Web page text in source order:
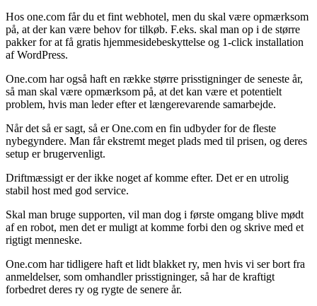
Hos one.com får du et fint webhotel, men du skal være opmærksom
på, at der kan være behov for tilkøb. F.eks. skal man op i de større
pakker for at få gratis hjemmesidebeskyttelse og 1-click installation
af WordPress.
One.com har også haft en række større prisstigninger de seneste år,
så man skal være opmærksom på, at det kan være et potentielt
problem, hvis man leder efter et længerevarende samarbejde.
Når det så er sagt, så er One.com en fin udbyder for de fleste
nybegyndere. Man får ekstremt meget plads med til prisen, og deres
setup er brugervenligt.
Driftmæssigt er der ikke noget af komme efter. Det er en utrolig
stabil host med god service.
Skal man bruge supporten, vil man dog i første omgang blive mødt
af en robot, men det er muligt at komme forbi den og skrive med et
rigtigt menneske.
One.com har tidligere haft et lidt blakket ry, men hvis vi ser bort fra
anmeldelser, som omhandler prisstigninger, så har de kraftigt
forbedret deres ry og rygte de senere år.